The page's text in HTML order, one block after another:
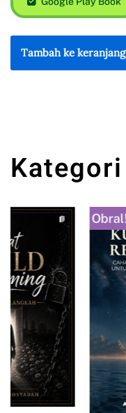
Tambah ke keranjang
Kategori
Obral!